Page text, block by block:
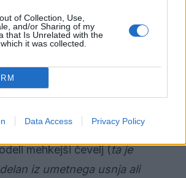
of Collection, Use,
and/or Sharing of my
that Is Unrelated with the
it was collected.
Data Access Privacy Policy
plastični modeli, ki
slabši. V primerjavi z njimi
mehkejši čevelj (ta je
iz umetnega usnja ali